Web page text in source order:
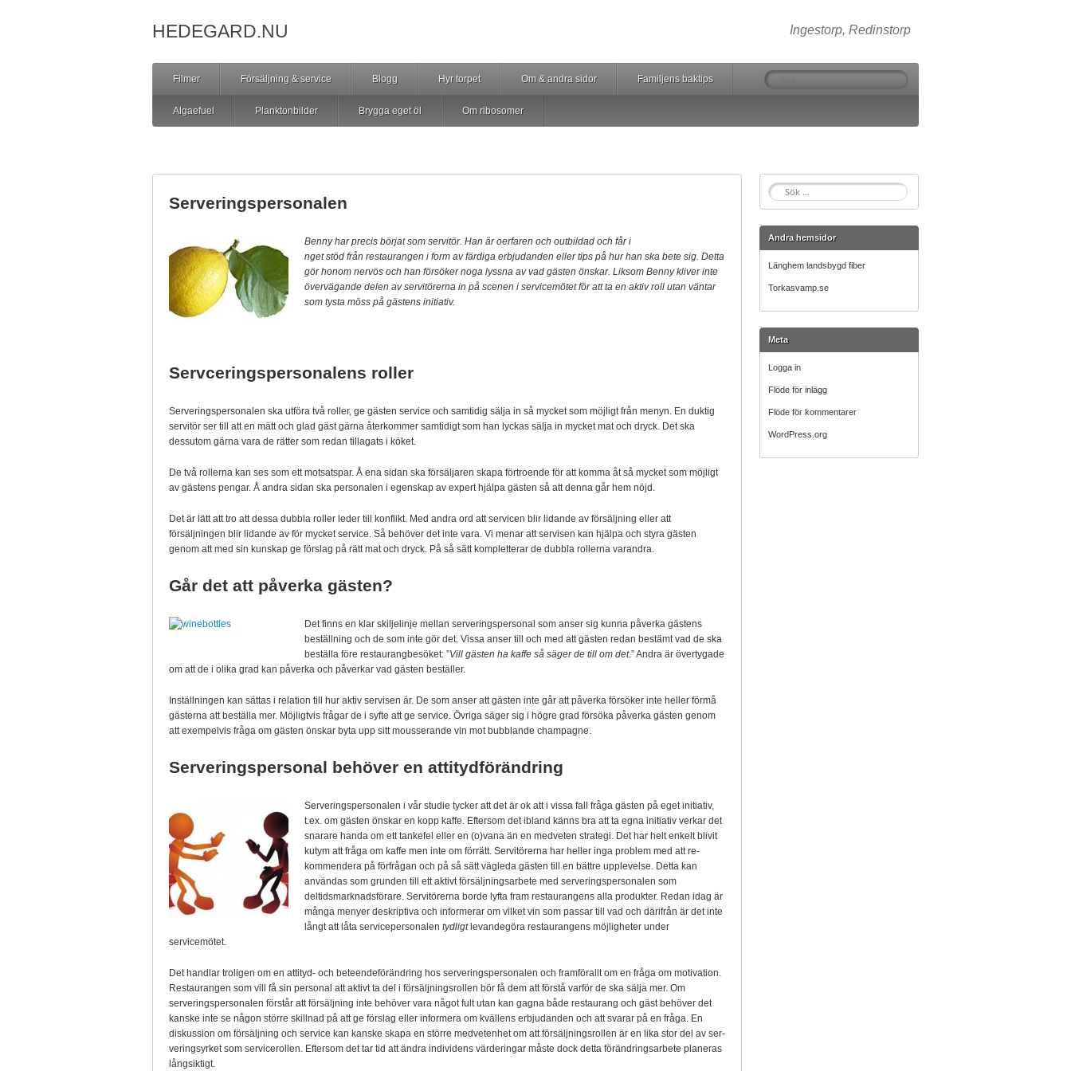
HEDEGARD.NU Ingestorp, Redinstorp
Filmer Försäljning & service Blogg Hyr torpet Om & andra sidor Familjens baktips
Algaefuel Planktonbilder Brygga eget öl Om ribosomer
Sök
Serveringspersonalen
Benny har precis börjat som servitör. Han är oerfaren och outbildad och får i
nget stöd från restaurangen i form av färdiga erbjudanden eller tips på hur han ska bete sig. Detta
gör ho­nom nervös och han försöker noga lyssna av vad gästen önskar. Liksom Benny kliver inte
övervägande delen av servitörerna in på scenen i servicemötet för att ta en aktiv roll utan väntar
som tysta möss på gästens initiativ.
Servceringspersonalens roller
Serveringspersonalen ska utföra två roller, ge gästen service och samtidig sälja in så mycket som möjligt från me­nyn. En duktig
servitör ser till att en mätt och glad gäst gärna återkommer samtidigt som han lyckas sälja in mycket mat och dryck. Det ska
dessutom gärna vara de rätter som redan tillagats i köket.
De två rollerna kan ses som ett motsatspar. Å ena sidan ska försäljaren skapa förtroende för att komma åt så mycket som möjligt
av gästens pengar. Å andra sidan ska personalen i egenskap av expert hjälpa gästen så att denna går hem nöjd.
Det är lätt att tro att dessa dubbla roller leder till konflikt. Med andra ord att servicen blir li­dande av försäljning eller att
försäljningen blir lidande av för mycket service. Så behöver det inte vara. Vi menar att servisen kan hjälpa och styra gästen
genom att med sin kunskap ge förslag på rätt mat och dryck. På så sätt kompletterar de dubbla rollerna varandra.
Går det att påverka gästen?
Det finns en klar skiljelinje mellan serveringspersonal som anser sig kunna påverka gäs­tens
beställning och de som inte gör det. Vissa anser till och med att gästen redan bestämt vad de ska
beställa före restaurangbesöket: ”Vill gästen ha kaffe så säger de till om det.” Andra är övertygade
om att de i olika grad kan påverka och påverkar vad gästen beställer.
Inställningen kan sättas i relation till hur aktiv servi­sen är. De som anser att gästen inte går att påverka försöker inte heller förmå
gästerna att beställa mer. Möj­ligtvis frågar de i syfte att ge service. Övriga säger sig i högre grad försöka påverka gästen genom
att exempelvis fråga om gästen önskar byta upp sitt mousserande vin mot bubblande champagne.
Serveringspersonal behöver en attitydförändring
Serveringspersonalen i vår studie tycker att det är ok att i vissa fall fråga gästen på eget initiativ,
t.ex. om gästen öns­kar en kopp kaffe. Eftersom det ibland känns bra att ta egna initiativ verkar det
sna­rare handa om ett tankefel eller en (o)vana än en medveten strategi. Det har helt enkelt blivit
kutym att fråga om kaffe men inte om förrätt. Servitörerna har heller inga problem med att re­
kommendera på förfrågan och på så sätt vägleda gästen till en bättre upplevelse. Detta kan
användas som grunden till ett aktivt försäljningsarbete med serveringspersonalen som
deltidsmarknadsförare. Servitörerna borde lyfta fram restaurangens alla produkter. Redan idag är
många menyer deskriptiva och informerar om vilket vin som passar till vad och därifrån är det inte
långt att låta servicepersonalen tydligtlevande­göra restaurangens möjlighe­ter under
servicemötet.
Det handlar troligen om en attityd- och beteendeförändring hos serveringspersonalen och framförallt om en fråga om motivation.
Restaurangen som vill få sin personal att aktivt ta del i för­säljningsrollen bör få dem att förstå varför de ska sälja mer. Om
serveringspersonalen förstår att försäljning inte behöver vara något fult utan kan gagna både restaurang och gäst behöver det
kanske inte se någon större skillnad på att ge förslag eller informera om kvällens erbju­danden och att svarar på en fråga. En
diskussion om försäljning och service kan kanske skapa en större medvetenhet om att för­säljningsrollen är en lika stor del av ser­
veringsyrket som servicerollen. Eftersom det tar tid att ändra individens värderingar måste dock detta förändringsarbete planeras
långsiktigt.
Sök
efter:
Andra hemsidor
Länghem landsbygd fiber
Torkasvamp.se
Meta
Logga in
Flöde för inlägg
Flöde för kommentarer
WordPress.org